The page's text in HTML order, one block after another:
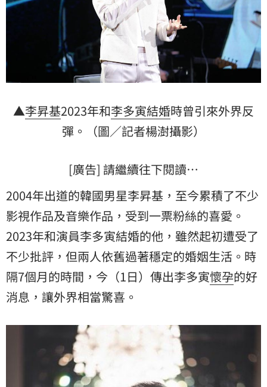
▲李昇基2023年和李多寅結婚時曾引來外界反
彈。（圖／記者楊澍攝影）
[廣告] 請繼續往下閱讀…
2004年出道的韓國男星李昇基，至今累積了不少
影視作品及音樂作品，受到一票粉絲的喜愛。
2023年和演員李多寅結婚的他，雖然起初遭受了
不少批評，但兩人依舊過著穩定的婚姻生活。時
隔7個月的時間，今（1日）傳出李多寅懷孕的好
消息，讓外界相當驚喜。